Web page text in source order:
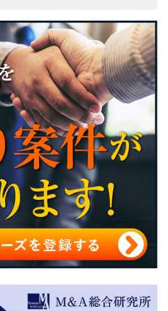
内容
法的拘束力の関係
時開示義務
ント
ント